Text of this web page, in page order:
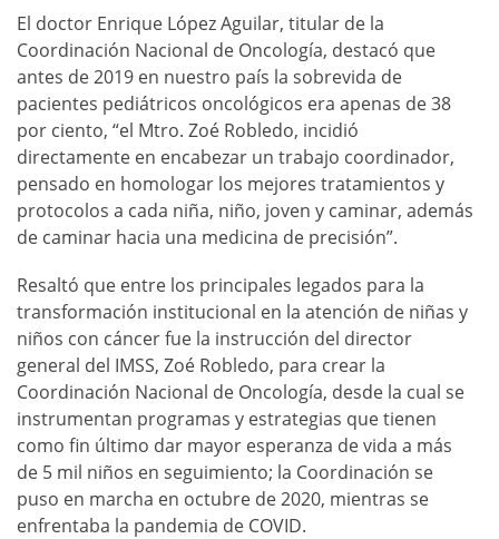
El doctor Enrique López Aguilar, titular de la
Coordinación Nacional de Oncología, destacó que
antes de 2019 en nuestro país la sobrevida de
pacientes pediátricos oncológicos era apenas de 38
por ciento, “el Mtro. Zoé Robledo, incidió
directamente en encabezar un trabajo coordinador,
pensado en homologar los mejores tratamientos y
protocolos a cada niña, niño, joven y caminar, además
de caminar hacia una medicina de precisión”.
Resaltó que entre los principales legados para la
transformación institucional en la atención de niñas y
niños con cáncer fue la instrucción del director
general del IMSS, Zoé Robledo, para crear la
Coordinación Nacional de Oncología, desde la cual se
instrumentan programas y estrategias que tienen
como fin último dar mayor esperanza de vida a más
de 5 mil niños en seguimiento; la Coordinación se
puso en marcha en octubre de 2020, mientras se
enfrentaba la pandemia de COVID.